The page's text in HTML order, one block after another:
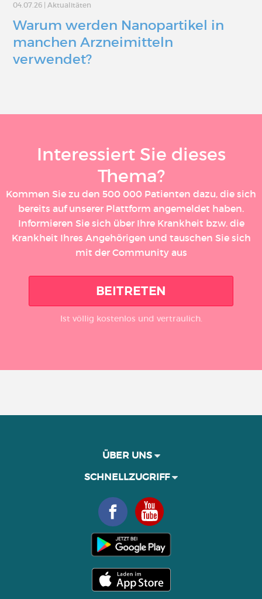
04.07.26 Aktualitäten
Warum werden Nanopartikel in
manchen Arzneimitteln
verwendet?
Interessiert Sie dieses
Thema?
Kommen Sie zu den 500 000 Patienten dazu, die sich
bereits auf unserer Plattform angemeldet haben.
Informieren Sie sich über Ihre Krankheit bzw. die
Krankheit Ihres Angehörigen und tauschen Sie sich
mit der Community aus
BEITRETEN
Ist völlig kostenlos und vertraulich.
ÜBER UNS
SCHNELLZUGRIFF